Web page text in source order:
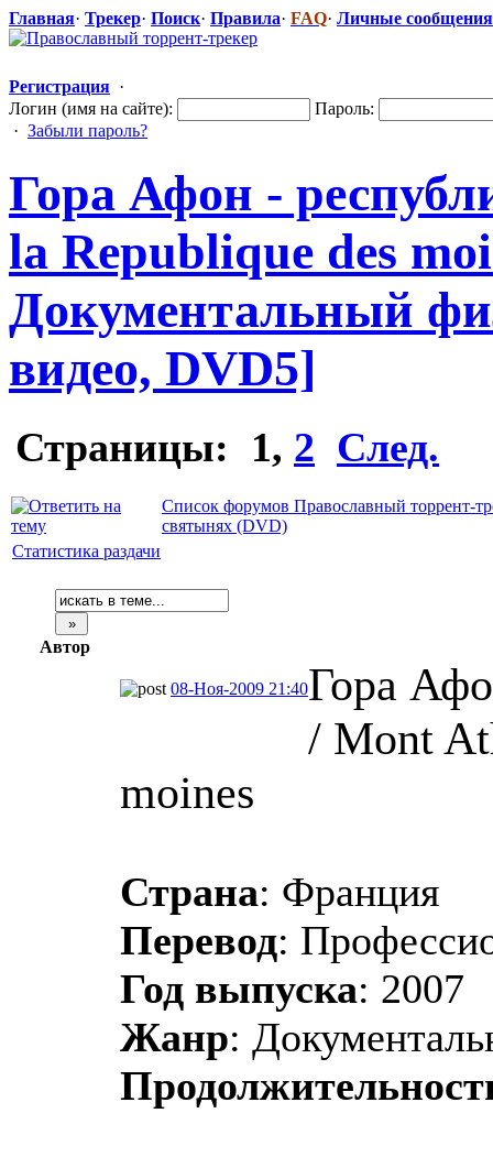
Главная· Трекер· Поиск· Правила· FAQ· Личные сообщения
Регистрация ·
Логин (имя на сайте):
Пароль:
· Забыли пароль?
Гора Афон -
la Republique des
Документальн​ый
видео, DVD5]
Страницы: 1, 2 След.
Список форумов Православный торрент-
святынях (DVD)
Статистика раздачи
Автор
08-Ноя-2009 21:40Гора
/ Mont
moines
Страна: Франция
Перевод:
Год выпуска: 2007
Жанр: